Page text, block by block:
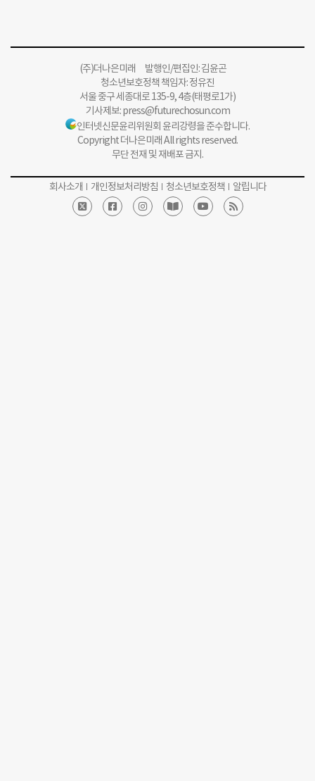
(주)더나은미래 발행인/편집인: 김윤곤
청소년보호정책 책임자: 정유진
서울 중구 세종대로 135-9, 4층(태평로1가)
기사제보:press@futurechosun.com
인터넷신문윤리위원회 윤리강령을 준수합니다.
Copyright 더나은미래 All rights reserved.
무단 전재 및 재배포 금지.
회사소개 개인정보처리방침 청소년보호정책 알립니다